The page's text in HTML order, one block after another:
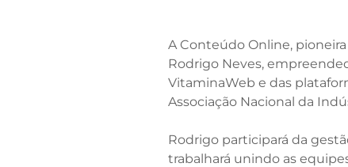
A Conteúdo Online,
Rodrigo Neves,
VitaminaWeb e das
Associação Nacional da
Rodrigo participará da
trabalhará unindo as